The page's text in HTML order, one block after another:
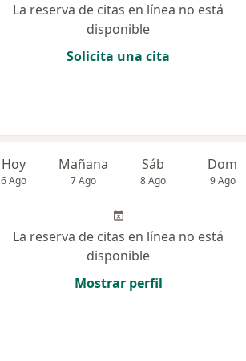
La reserva de citas en línea no está
disponible
Solicita una cita
Hoy
6 Ago
Mañana
7 Ago
Sáb
8 Ago
Dom
9 Ago
La reserva de citas en línea no está
disponible
Mostrar perfil